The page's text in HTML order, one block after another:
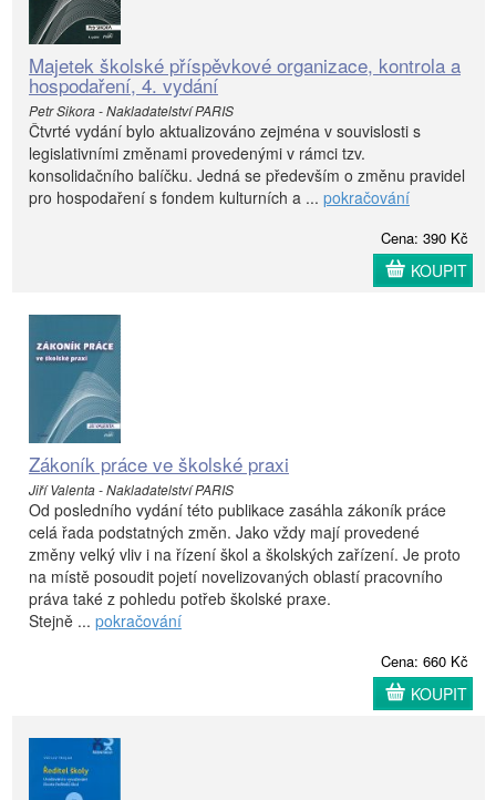
Majetek školské příspěvkové organizace, kontrola a
hospodaření, 4. vydání
Petr Sikora - Nakladatelství PARIS
Čtvrté vydání bylo aktualizováno zejména v souvislosti s
legislativními změnami provedenými v rámci tzv.
konsolidačního balíčku. Jedná se především o změnu pravidel
pro hospodaření s fondem kulturních a ... pokračování
Cena: 390 Kč
KOUPIT
Zákoník práce ve školské praxi
Jiří Valenta - Nakladatelství PARIS
Od posledního vydání této publikace zasáhla zákoník práce
celá řada podstatných změn. Jako vždy mají provedené
změny velký vliv i na řízení škol a školských zařízení. Je proto
na místě posoudit pojetí novelizovaných oblastí pracovního
práva také z pohledu potřeb školské praxe.
Stejně ... pokračování
Cena: 660 Kč
KOUPIT